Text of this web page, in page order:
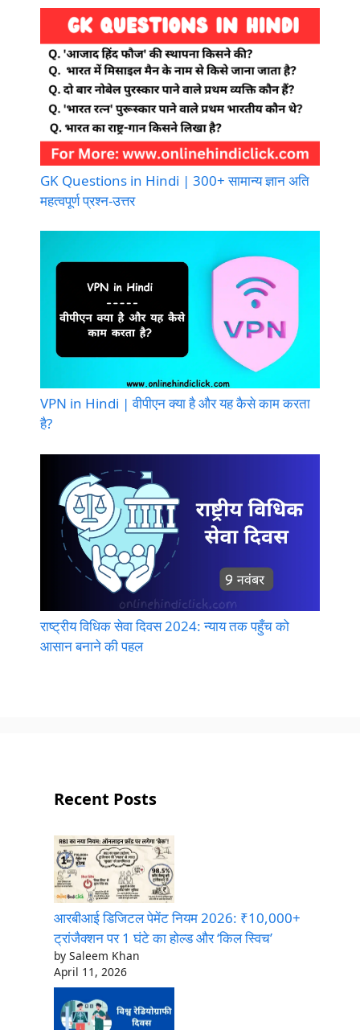
GK Questions in Hindi | 300+ सामान्य ज्ञान अति
महत्वपूर्ण प्रश्न-उत्तर
VPN in Hindi | वीपीएन क्या है और यह कैसे काम करता
है?
राष्ट्रीय विधिक सेवा दिवस 2024: न्याय तक पहुँच को
आसान बनाने की पहल
Recent Posts
आरबीआई डिजिटल पेमेंट नियम 2026: ₹10,000+
ट्रांजैक्शन पर 1 घंटे का होल्ड और ‘किल स्विच’
by Saleem Khan
April 11, 2026